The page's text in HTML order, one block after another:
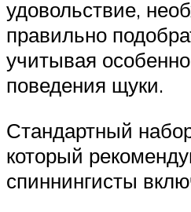
удовольствие,
правильно
учитывая
поведения щуки.
Стандартный
который
спиннингисты